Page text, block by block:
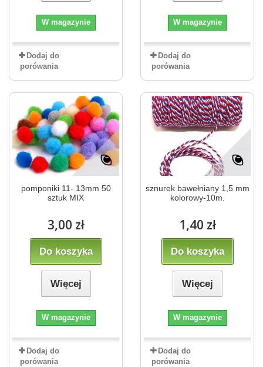
W magazynie
Dodaj do
porówania
W magazynie
Dodaj do
porówania
pomponiki 11- 13mm 50
sztuk MIX
3,00 zł
Do koszyka
Więcej
W magazynie
Dodaj do
porówania
sznurek bawełniany 1,5 mm
kolorowy-10m.
1,40 zł
Do koszyka
Więcej
W magazynie
Dodaj do
porówania